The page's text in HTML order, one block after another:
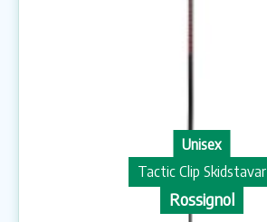
Unisex
Tactic Clip Skidstavar
Rossignol